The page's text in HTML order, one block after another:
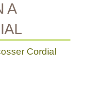
A
Cordial